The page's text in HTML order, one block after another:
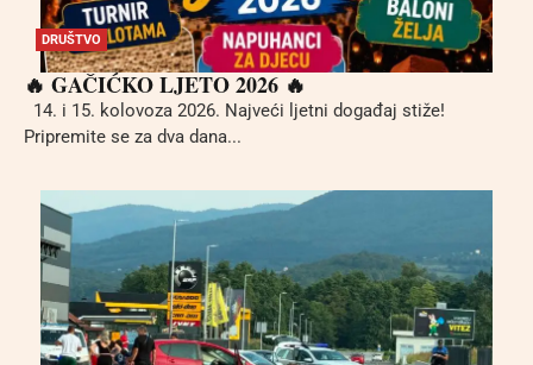
DRUŠTVO
🔥 GAČIĆKO LJETO 2026 🔥
14. i 15. kolovoza 2026. Najveći ljetni događaj stiže!
Pripremite se za dva dana...